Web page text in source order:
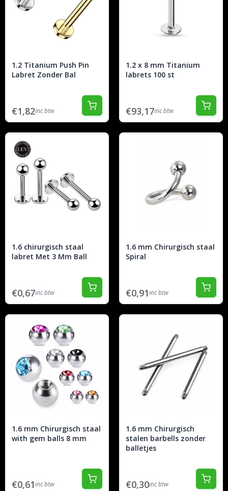
1.2 Titanium Push Pin
Labret Zonder Bal
€1,82inc btw
1.2 x 8 mm Titanium
labrets 100 st
€93,17inc btw
1.6 chirurgisch staal
labret Met 3 Mm Ball
€0,67inc btw
1.6 mm Chirurgisch staal
Spiral
€0,91inc btw
1.6 mm Chirurgisch staal
with gem balls 8 mm
€0,61inc btw
1.6 mm Chirurgisch
stalen barbells zonder
balletjes
€0,30inc btw